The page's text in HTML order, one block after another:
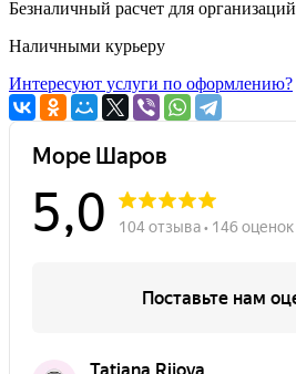
Безналичный расчет для организаций
Наличными курьеру
Интересуют услуги по оформлению?